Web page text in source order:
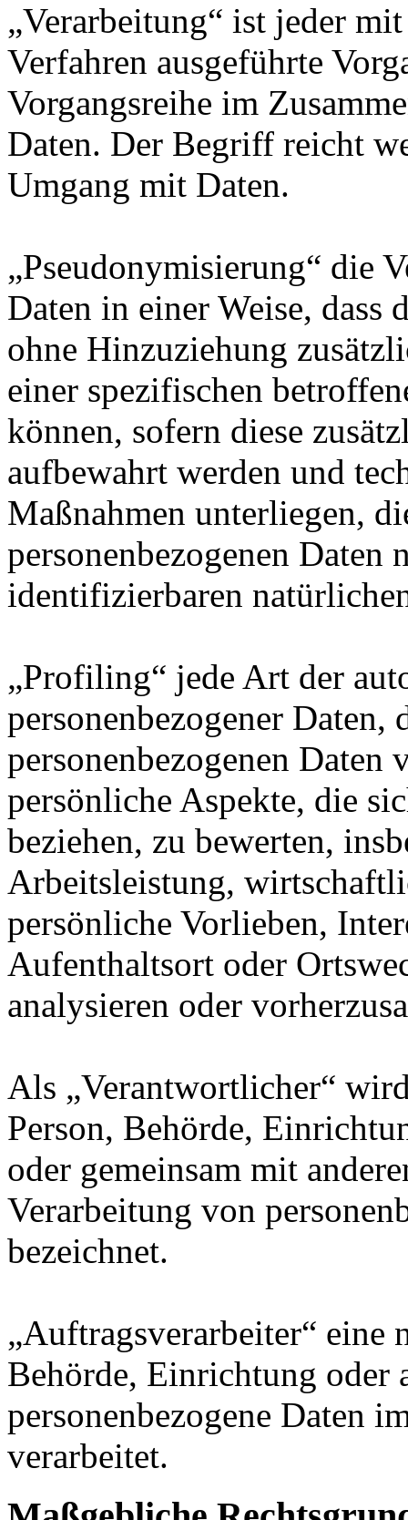
„Verarbeitung“ ist jeder
Verfahren ausgeführte
Vorgangsreihe im
Daten. Der Begriff reicht
Umgang mit Daten.
„Pseudonymisierung“ die
Daten in einer Weise, dass
ohne Hinzuziehung
einer spezifischen
können, sofern diese
aufbewahrt werden und
Maßnahmen unterliegen,
personenbezogenen
identifizierbaren
„Profiling“ jede Art der
personenbezogener Daten,
personenbezogenen Daten
persönliche Aspekte, die
beziehen, zu bewerten,
Arbeitsleistung,
persönliche Vorlieben,
Aufenthaltsort oder
analysieren oder
Als „Verantwortlicher“
Person, Behörde,
oder gemeinsam mit
Verarbeitung von
bezeichnet.
„Auftragsverarbeiter“ eine
Behörde, Einrichtung oder
personenbezogene Daten
verarbeitet.